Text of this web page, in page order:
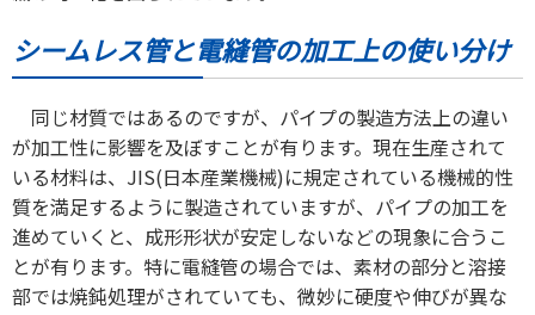
シームレス管と電縫管の加工上の使い分け
同じ材質ではあるのですが、パイプの製造方法上の違い
が加工性に影響を及ぼすことが有ります。現在生産されて
いる材料は、JIS(日本産業機械)に規定されている機械的性
質を満足するように製造されていますが、パイプの加工を
進めていくと、成形形状が安定しないなどの現象に合うこ
とが有ります。特に電縫管の場合では、素材の部分と溶接
部では焼鈍処理がされていても、微妙に硬度や伸びが異な